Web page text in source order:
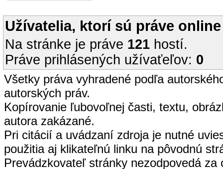
Užívatelia, ktorí sú práve online
Na stránke je práve 121 hostí.
Práve prihlásených užívaťeľov: 0
Všetky práva vyhradené podľa
autorských práv.
Kopírovanie ľubovoľnej časti, textu,
autora zakázané.
Pri citácií a uvádzaní zdroja je nutné
použitia aj klikateľnú linku na pôvodnú
Prevádzkovateľ stránky nezodpovedá